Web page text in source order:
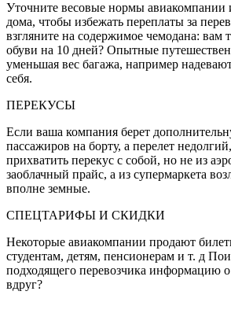
Уточните весовые нормы авиакомпании
дома, чтобы избежать переплаты за
взгляните на содержимое чемодана:
обуви на 10 дней? Опытные
уменьшая вес багажа, напри­мер
себя.
ПЕРЕКУСЫ
Если ваша компания берет
пассажиров на борту, а перелет
прихватить перекус с собой, но не из
заоблачный прайс, а из супермаркета
вполне земные.
СПЕЦТАРИФЫ И СКИДКИ
Некоторые авиакомпании продают
студентам, детям, пенсионерам и т. д
подходящего пере­возчика информацию
вдруг?